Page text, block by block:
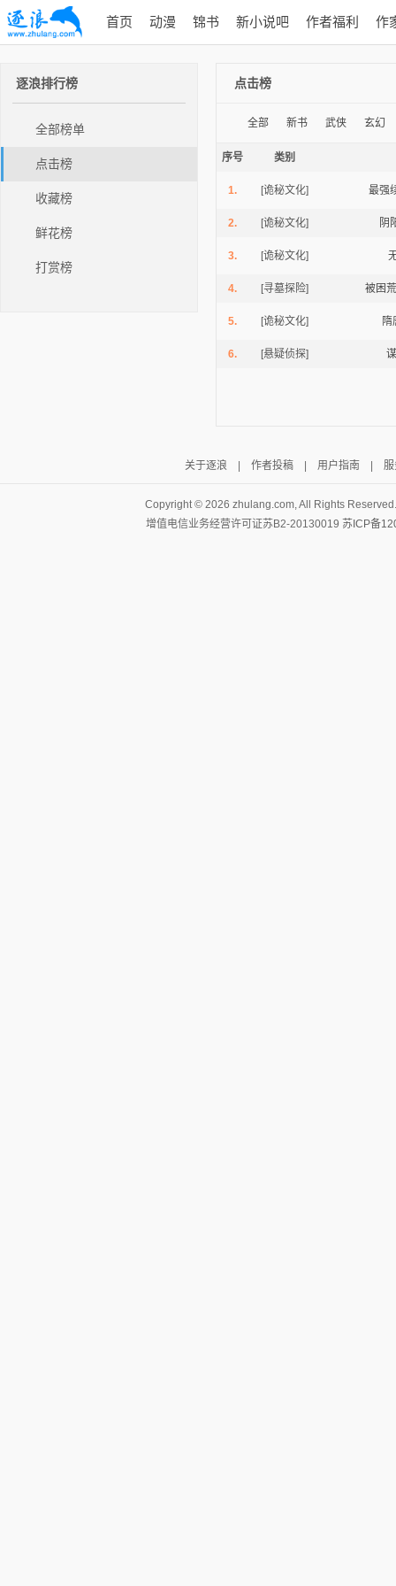
首页 动漫 锦书 新小说吧 作者福利 作
逐浪排行榜
全部榜单
点击榜
收藏榜
鲜花榜
打赏榜
点击榜
全部 新书 武侠 玄幻
序号 类别
1. [诡秘文化] 最强
2. [诡秘文化] 阴
3. [诡秘文化]
4. [寻墓探险] 被困
5. [诡秘文化] 隋
6. [悬疑侦探]
关于逐浪 作者投稿| 用户指南 服
Copyright © 2026 zhulang.com, All Rights
增值电信业务经营许可证苏B2-20130019 苏ICP备